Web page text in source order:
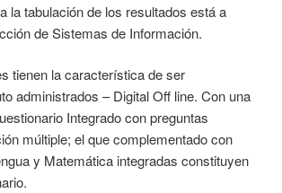
la tabulación de los resultados está a
de Sistemas de Información.
tienen la característica de ser
administrados – Digital Off line. Con una
Integrado con preguntas
múltiple; el que complementado con
y Matemática integradas constituyen